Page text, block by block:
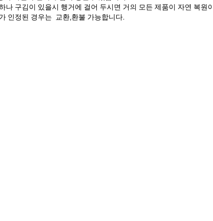
나 구김이 있을시 행거에 걸어 두시면 거의 모든 제품이 자연 복원
인정된 경우는 교환,환불 가능합니다.